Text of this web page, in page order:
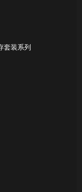
套装系列